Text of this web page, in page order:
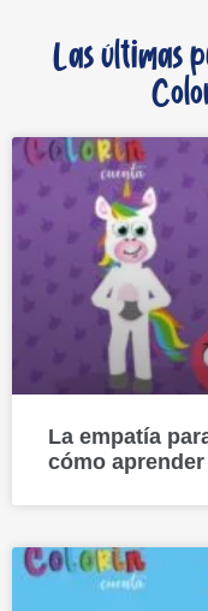
Las últimas
La empatía
cómo